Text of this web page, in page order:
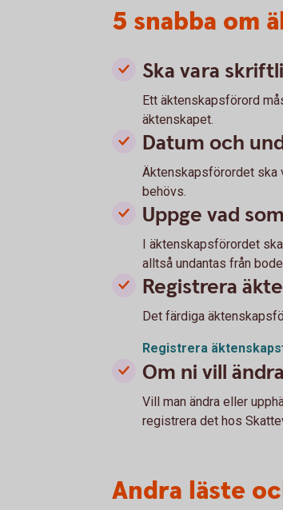
5 snabba om
Ska vara
Ett äktenskapsförord
äktenskapet.
Datum och
Äktenskapsförordet ska
behövs.
Uppge vad
I äktenskapsförordet
alltså undantas från
Registrera
Det färdiga
Registrera
Om ni vill
Vill man ändra eller
registrera det hos
Andra läste